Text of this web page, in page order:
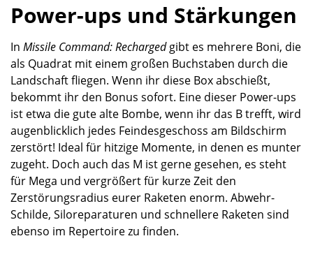
Power-ups und Stärkungen
In Missile Command: Rechargedgibt es mehrere Boni, die
als Quadrat mit einem großen Buchstaben durch die
Landschaft fliegen. Wenn ihr diese Box abschießt,
bekommt ihr den Bonus sofort. Eine dieser Power-ups
ist etwa die gute alte Bombe, wenn ihr das B trefft, wird
augenblicklich jedes Feindesgeschoss am Bildschirm
zerstört! Ideal für hitzige Momente, in denen es munter
zugeht. Doch auch das M ist gerne gesehen, es steht
für Mega und vergrößert für kurze Zeit den
Zerstörungsradius eurer Raketen enorm. Abwehr-
Schilde, Siloreparaturen und schnellere Raketen sind
ebenso im Repertoire zu finden.